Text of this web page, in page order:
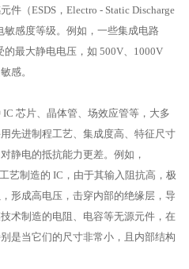
件（ESDS，Electro - Static Discharge
敏感度等级。例如，一些集成电路
的最大静电电压，如 500V、1000V
感。
芯片、晶体管、场效应管等，大多
先进制程工艺、集成度高、特征尺寸
静电的抵抗能力更差。例如，
艺制造的 IC，由于其输入阻抗高，极
形成高电压，击穿内部的绝缘层，导
术制造的电阻、电容等无源元件，在
是当它们的尺寸非常小，且内部结构